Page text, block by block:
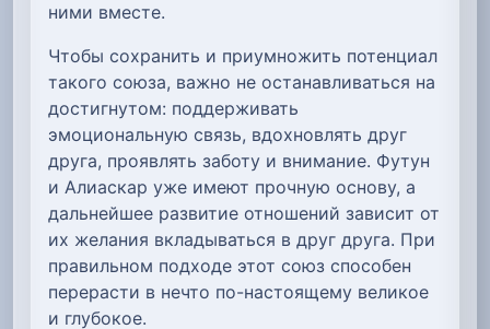
ними вместе.
Чтобы сохранить и приумножить потенциал
такого союза, важно не останавливаться на
достигнутом: поддерживать
эмоциональную связь, вдохновлять друг
друга, проявлять заботу и внимание. Футун
и Алиаскар уже имеют прочную основу, а
дальнейшее развитие отношений зависит от
их желания вкладываться в друг друга. При
правильном подходе этот союз способен
перерасти в нечто по-настоящему великое
и глубокое.